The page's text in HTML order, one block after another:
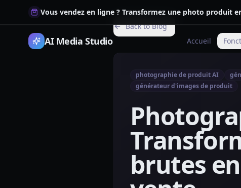
Vous vendez en ligne ? Transformez une photo produit
AI Media Studio Accueil
Back to Blog
photographie de produit AI
générateur d'images de produit
brutes